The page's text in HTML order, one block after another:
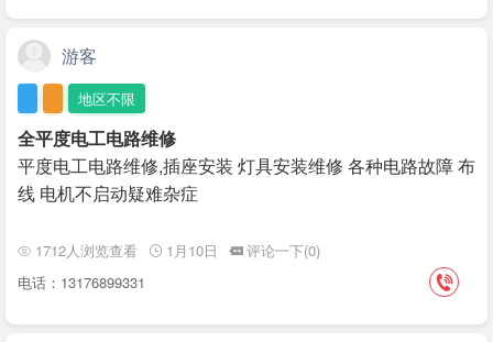
游客
地区不限
全平度电工电路维修
平度电工电路维修,插座安装 灯具安装维修 各种电路故障 布
线 电机不启动疑难杂症
1712人浏览查看 1月10日
评论一下(0)
电话：13176899331